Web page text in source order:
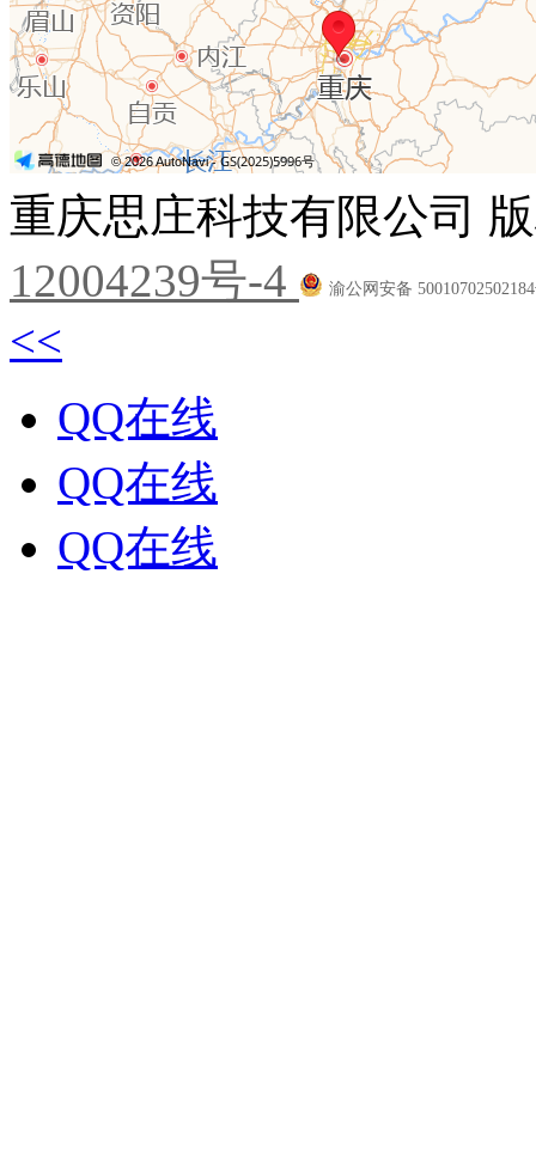
重庆思庄科技有限公司
12004239号-4
渝公网安备
<<
QQ在线
QQ在线
QQ在线